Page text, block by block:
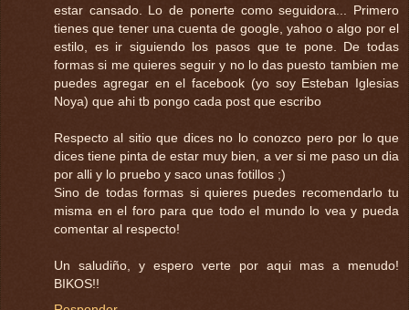
estar cansado. Lo de ponerte como seguidora... Primero
tienes que tener una cuenta de google, yahoo o algo por el
estilo, es ir siguiendo los pasos que te pone. De todas
formas si me quieres seguir y no lo das puesto tambien me
puedes agregar en el facebook (yo soy Esteban Iglesias
Noya) que ahi tb pongo cada post que escribo
Respecto al sitio que dices no lo conozco pero por lo que
dices tiene pinta de estar muy bien, a ver si me paso un dia
por alli y lo pruebo y saco unas fotillos ;)
Sino de todas formas si quieres puedes recomendarlo tu
misma en el foro para que todo el mundo lo vea y pueda
comentar al respecto!
Un saludiño, y espero verte por aqui mas a menudo!
BIKOS!!